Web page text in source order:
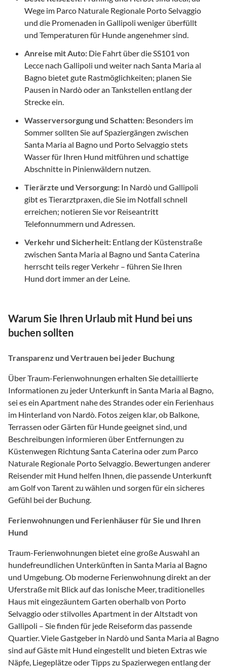
Wege im Parco Naturale Regionale Porto Selvaggio
und die Promenaden in Gallipoli weniger überfüllt
und Temperaturen für Hunde angenehmer sind.
Anreise mit Auto: Die Fahrt über die SS101 von
Lecce nach Gallipoli und weiter nach Santa Maria al
Bagno bietet gute Rastmöglichkeiten; planen Sie
Pausen in Nardò oder an Tankstellen entlang der
Strecke ein.
Wasserversorgung und Schatten: Besonders im
Sommer sollten Sie auf Spaziergängen zwischen
Santa Maria al Bagno und Porto Selvaggio stets
Wasser für Ihren Hund mitführen und schattige
Abschnitte in Pinienwäldern nutzen.
Tierärzte und Versorgung: In Nardò und Gallipoli
gibt es Tierarztpraxen, die Sie im Notfall schnell
erreichen; notieren Sie vor Reiseantritt
Telefonnummern und Adressen.
Verkehr und Sicherheit: Entlang der Küstenstraße
zwischen Santa Maria al Bagno und Santa Caterina
herrscht teils reger Verkehr – führen Sie Ihren
Hund dort immer an der Leine.
Warum Sie Ihren Urlaub mit Hund bei uns
buchen sollten
Transparenz und Vertrauen bei jeder Buchung
Über Traum-Ferienwohnungen erhalten Sie detaillierte
Informationen zu jeder Unterkunft in Santa Maria al Bagno,
sei es ein Apartment nahe des Strandes oder ein Ferienhaus
im Hinterland von Nardò. Fotos zeigen klar, ob Balkone,
Terrassen oder Gärten für Hunde geeignet sind, und
Beschreibungen informieren über Entfernungen zu
Küstenwegen Richtung Santa Caterina oder zum Parco
Naturale Regionale Porto Selvaggio. Bewertungen anderer
Reisender mit Hund helfen Ihnen, die passende Unterkunft
am Golf von Tarent zu wählen und sorgen für ein sicheres
Gefühl bei der Buchung.
Ferienwohnungen und Ferienhäuser für Sie und Ihren
Hund
Traum-Ferienwohnungen bietet eine große Auswahl an
hundefreundlichen Unterkünften in Santa Maria al Bagno
und Umgebung. Ob moderne Ferienwohnung direkt an der
Uferstraße mit Blick auf das Ionische Meer, traditionelles
Haus mit eingezäuntem Garten oberhalb von Porto
Selvaggio oder stilvolles Apartment in der Altstadt von
Gallipoli – Sie finden für jede Reiseform das passende
Quartier. Viele Gastgeber in Nardò und Santa Maria al Bagno
sind auf Gäste mit Hund eingestellt und bieten Extras wie
Näpfe, Liegeplätze oder Tipps zu Spazierwegen entlang der